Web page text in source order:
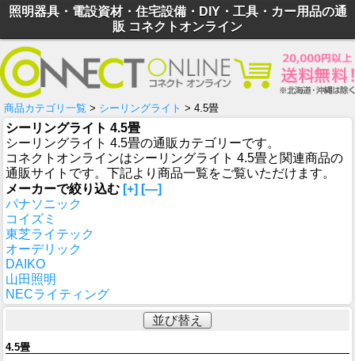
照明器具・電設資材・住宅設備・DIY・工具・カー用品の通
販 コネクトオンライン
商品カテゴリ一覧 > シーリングライト > 4.5畳
シーリングライト 4.5畳
シーリングライト 4.5畳の通販カテゴリーです。
コネクトオンラインはシーリングライト 4.5畳と関連商品の
通販サイトです。下記より商品一覧をご覧いただけます。
メーカーで絞り込む [+] [—]
パナソニック
コイズミ
東芝ライテック
オーデリック
DAIKO
山田照明
NECライティング
並び替え
4.5畳